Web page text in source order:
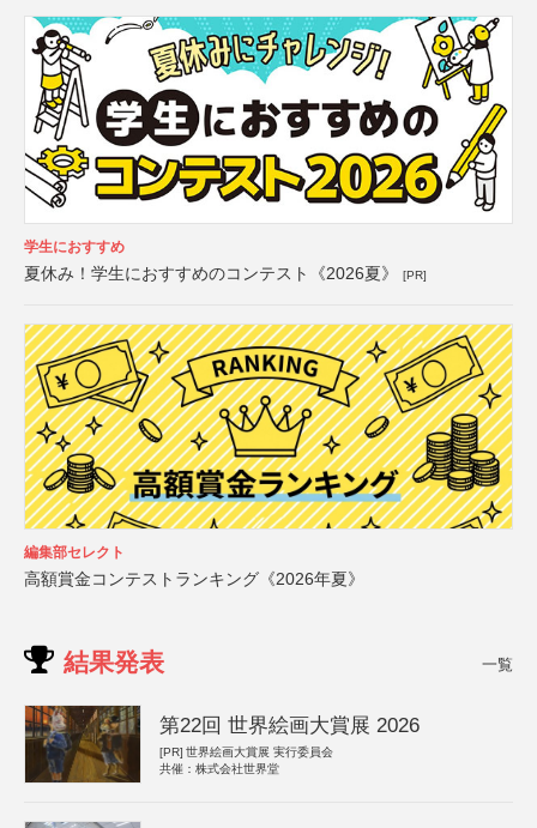
学生におすすめ
夏休み！学生におすすめのコンテスト《2026夏》 [PR]
編集部セレクト
高額賞金コンテストランキング《2026年夏》
結果発表 一覧
第22回 世界絵画大賞展 2026
[PR] 世界絵画大賞展 実行委員会
共催：株式会社世界堂